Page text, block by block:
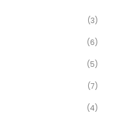
(3)
(6)
(5)
(7)
(4)